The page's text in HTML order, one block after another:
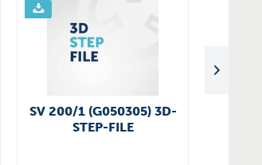
SV 200/1 (G050305) 3D-
STEP-FILE